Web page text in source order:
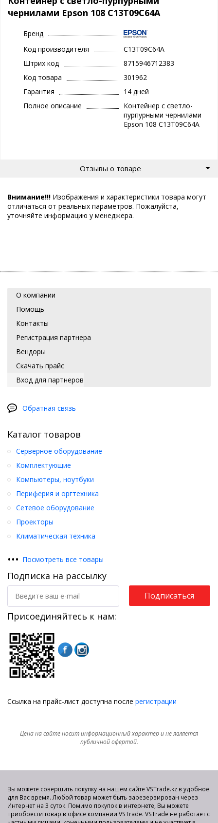
чернилами Epson 108 C13T09C64A
Бренд
Код производителя
C13T09C64A
Штрих код
8715946712383
Код товара
301962
Гарантия
14 дней
Полное описание
Контейнер с светло-
пурпурными чернилами
Epson 108 C13T09C64A
Отзывы о товаре
Внимание!!! Изображения и характеристики товара могут
отличаться от реальных параметров. Пожалуйста,
уточняйте информацию у менеджера.
О компании
Помощь
Контакты
Регистрация партнера
Вендоры
Скачать прайс
Вход для партнеров
Обратная связь
Каталог товаров
Серверное оборудование
Комплектующие
Компьютеры, ноутбуки
Периферия и оргтехника
Сетевое оборудование
Проекторы
Климатическая техника
••• Посмотреть все товары
Подписка на рассылку
Подписаться
Присоединяйтесь к нам:
Ссылка на прайс-лист доступна после регистрации
Цена на сайте носит информационный характер и не является
публичной офертой.
Вы можете совершить покупку на нашем сайте VSTrade.kz в удобное
для Вас время. Любой товар может быть зарезервирован через
Интернет на 3 суток. Помимо покупок в интернете, Вы можете
приобрести товар в офисе компании VSTrade. VSTrade не работает с